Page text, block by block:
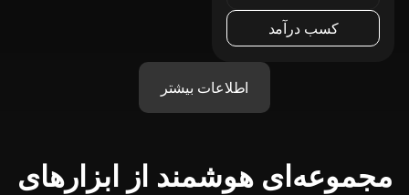
کسب درآمد
اطلاعات بیشتر
مجموعه‌ای هوشمند از ابزارهای